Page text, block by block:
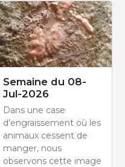
Semaine du 08-
Jul-2026
Dans une case
d'engraissement où les
animaux cessent de
manger, nous
observons cette image